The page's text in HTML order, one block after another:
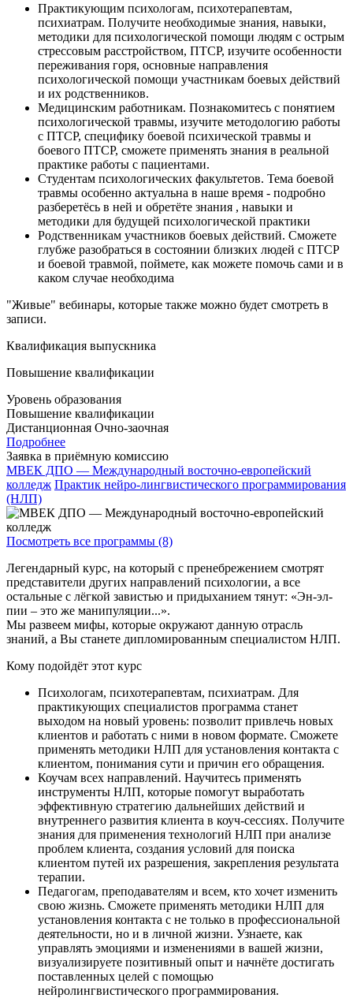
Практикующим психологам, психотерапевтам,
психиатрам. Получите необходимые знания, навыки,
методики для психологической помощи людям с острым
стрессовым расстройством, ПТСР, изучите особенности
переживания горя, основные направления
психологической помощи участникам боевых действий
и их родственников.
Медицинским работникам. Познакомитесь с понятием
психологической травмы, изучите методологию работы
с ПТСР, специфику боевой психической травмы и
боевого ПТСР, сможете применять знания в реальной
практике работы с пациентами.
Студентам психологических факультетов. Тема боевой
травмы особенно актуальна в наше время - подробно
разберетёсь в ней и обретёте знания , навыки и
методики для будущей психологической практики
Родственникам участников боевых действий. Сможете
глубже разобраться в состоянии близких людей с ПТСР
и боевой травмой, поймете, как можете помочь сами и в
каком случае необходима
"Живые" вебинары, которые также можно будет смотреть в
записи.
Квалификация выпускника
Повышение квалификации
Уровень образования
Повышение квалификации
Дистанционная Очно-заочная
Подробнее
Заявка в приёмную комиссию
МВЕК ДПО — Международный восточно-европейский
колледж Практик нейро-лингвистического программирования
(НЛП)
Посмотреть все программы (8)
Легендарный курс, на который с пренебрежением смотрят
представители других направлений психологии, а все
остальные с лёгкой завистью и придыханием тянут: «Эн-эл-
пии – это же манипуляции...».
Мы развеем мифы, которые окружают данную отрасль
знаний, а Вы станете дипломированным специалистом НЛП.
Кому подойдёт этот курс
Психологам, психотерапевтам, психиатрам. Для
практикующих специалистов программа станет
выходом на новый уровень: позволит привлечь новых
клиентов и работать с ними в новом формате. Сможете
применять методики НЛП для установления контакта с
клиентом, понимания сути и причин его обращения.
Коучам всех направлений. Научитесь применять
инструменты НЛП, которые помогут выработать
эффективную стратегию дальнейших действий и
внутреннего развития клиента в коуч-сессиях. Получите
знания для применения технологий НЛП при анализе
проблем клиента, создания условий для поиска
клиентом путей их разрешения, закрепления результата
терапии.
Педагогам, преподавателям и всем, кто хочет изменить
свою жизнь. Сможете применять методики НЛП для
установления контакта с не только в профессиональной
деятельности, но и в личной жизни. Узнаете, как
управлять эмоциями и изменениями в вашей жизни,
визуализируете позитивный опыт и начнёте достигать
поставленных целей с помощью
нейролингвистического программирования.